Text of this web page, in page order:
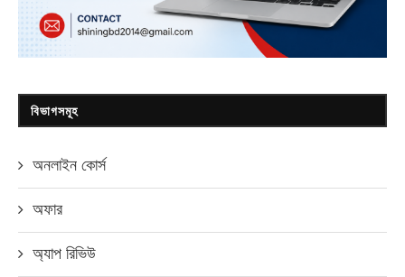
বিভাগসমূহ
অনলাইন কোর্স
অফার
অ্যাপ রিভিউ